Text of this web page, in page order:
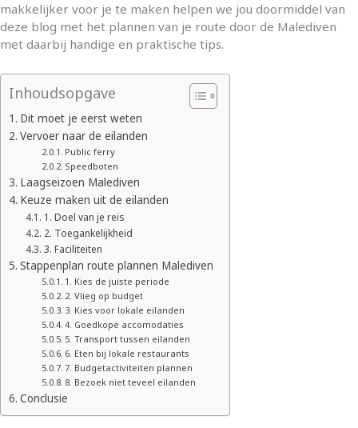
makkelijker voor je te maken helpen we jou doormiddel van
deze blog met het plannen van je route door de Malediven
met daarbij handige en praktische tips.
Inhoudsopgave
Dit moet je eerst weten
Vervoer naar de eilanden
Public ferry
Speedboten
Laagseizoen Malediven
Keuze maken uit de eilanden
1. Doel van je reis
2. Toegankelijkheid
3. Faciliteiten
Stappenplan route plannen Malediven
1. Kies de juiste periode
2. Vlieg op budget
3. Kies voor lokale eilanden
4. Goedkope accomodaties
5. Transport tussen eilanden
6. Eten bij lokale restaurants
7. Budgetactiviteiten plannen
8. Bezoek niet teveel eilanden
Conclusie